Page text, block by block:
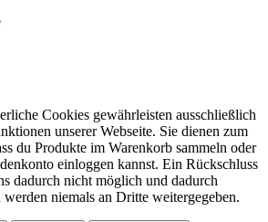
Cookies gewährleisten ausschließlich
unserer Webseite. Sie dienen zum
du Produkte im Warenkorb sammeln oder
einloggen kannst. Ein Rückschluss
dadurch nicht möglich und dadurch
niemals an Dritte weitergegeben.